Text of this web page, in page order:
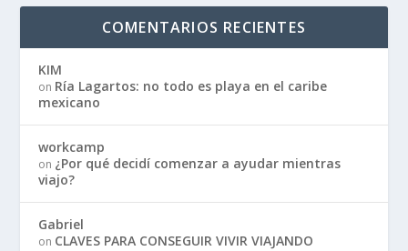
COMENTARIOS RECIENTES
KIM
on Ría Lagartos: no todo es playa en el caribe
mexicano
workcamp
on ¿Por qué decidí comenzar a ayudar mientras
viajo?
Gabriel
on CLAVES PARA CONSEGUIR VIVIR VIAJANDO